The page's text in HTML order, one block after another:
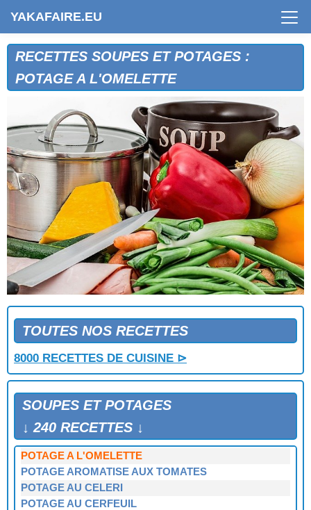
YAKAFAIRE.EU
RECETTES SOUPES ET POTAGES :
POTAGE A L'OMELETTE
TOUTES NOS RECETTES
8000 RECETTES DE CUISINE ⊳
SOUPES ET POTAGES
↓ 240 RECETTES ↓
BISQUE DE CREVETTES ROSES
BISQUE DE LANGOUSTINES
BISQUE D'ECREVISSES
POTAGE A LA CITROUILLE
POTAGE A LA DAUPHINOISE
POTAGE A LA FAUBONNE
POTAGE A LA MORUE
POTAGE A LA PROVENCALE
POTAGE A LA REINE
POTAGE A LA TORTUE
POTAGE A LA VIANDE
POTAGE A L'AVOCAT
POTAGE A L'OMELETTE
POTAGE AROMATISE AUX TOMATES
POTAGE AU CELERI
POTAGE AU CERFEUIL